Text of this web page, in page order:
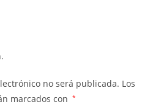
no será publicada. Los
marcados con
*